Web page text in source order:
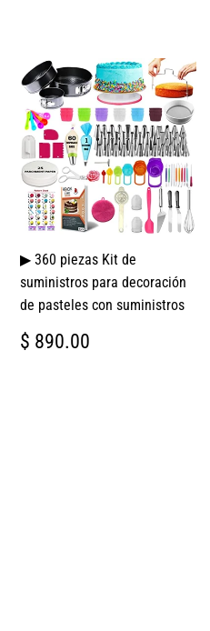
▶ 360 piezas Kit de
suministros para decoración
de pasteles con suministros
PRECIO
HABITUAL
$ 890.00